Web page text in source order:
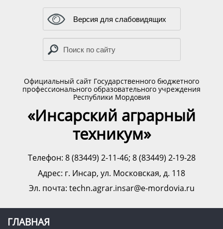
Версия для слабовидящих
Официальный сайт Государственного бюджетного
профессионального образовательного учреждения
Республики Мордовия
«Инсарский аграрный
техникум»
Телефон: 8 (83449) 2-11-46; 8 (83449) 2-19-28
Адрес: г. Инсар, ул. Московская, д. 118
Эл. почта: techn.agrar.insar@e-mordovia.ru
ГЛАВНАЯ